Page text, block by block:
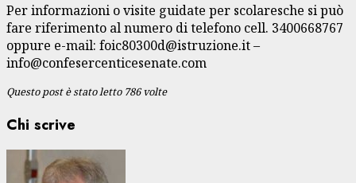
Per informazioni o visite guidate per scolaresche si può
fare riferimento al numero di telefono cell. 3400668767
oppure e-mail: foic80300d@istruzione.it –
info@confesercenticesenate.com
Questo post è stato letto 786 volte
Chi scrive